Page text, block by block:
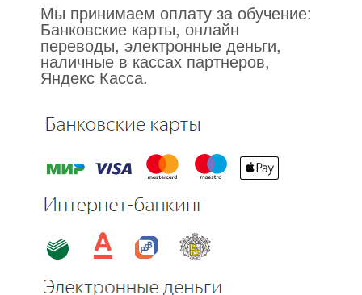
Мы принимаем оплату за обучение:
Банковские карты, онлайн
переводы, электронные деньги,
наличные в кассах партнеров,
Яндекс Касса.